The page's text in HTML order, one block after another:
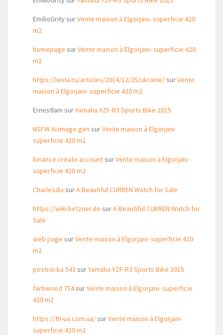
EmilioGritysurVente maison à Elgorjani- superficie 420
m2
homepage surVente maison à Elgorjani- superficie 420
m2
https://lenta.ru/articles/2014/12/25/ukraine/surVente
maison à Elgorjani- superficie 420 m2
Ernestlam surYamaha YZF-R3 Sports Bike 2015
NSFW AI image gen surVente maison à Elgorjani-
superficie 420 m2
binance create accountsurVente maison à Elgorjani-
superficie 420 m2
CharlesdixsurA Beautiful CURREN Watch for Sale
https://wiki.hetzner.de surA Beautiful CURREN Watch for
Sale
web page surVente maison à Elgorjani- superficie 420
m2
postroi-ka 543 surYamaha YZF-R3 Sports Bike 2015
farbwood 754surVente maison à Elgorjani- superficie
420 m2
https://th-ua.com.ua/surVente maison à Elgorjani-
superficie 420 m2